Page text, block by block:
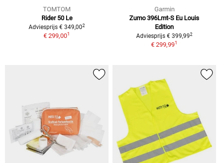
TOMTOM
Rider 50 Le
Adviesprijs € 349,002
€ 299,001
Garmin
Zumo 396Lmt-S Eu Louis
Edition
Adviesprijs € 399,992
€ 299,991